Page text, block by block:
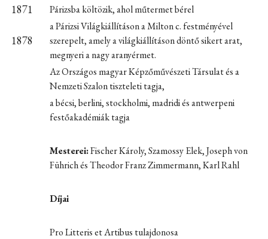
1871 Párizsba költözik, ahol műtermet bérel
1878
a Párizsi Világkiállításon a Milton c. festményével
szerepelt, amely a világkiállításon döntő sikert arat,
megnyeri a nagy aranyérmet.
Az Országos magyar Képzőművészeti Társulat és a
Nemzeti Szalon tiszteleti tagja,
a bécsi, berlini, stockholmi, madridi és antwerpeni
festőakadémiák tagja
Mesterei:Fischer Károly, Szamossy Elek, Joseph von
Führich és Theodor Franz Zimmermann, Karl Rahl
Díjai
Pro Litteris et Artibus tulajdonosa